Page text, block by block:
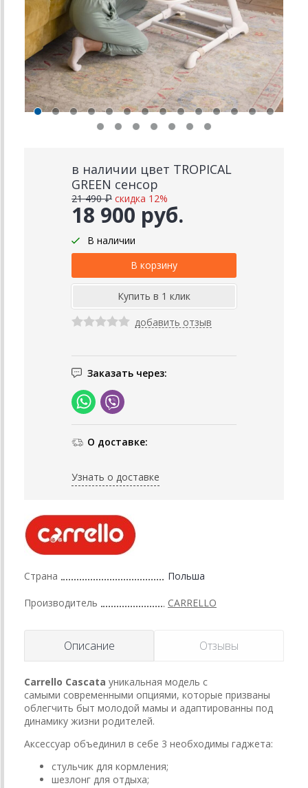
в наличии цвет TROPICAL
GREEN сенсор
18 900 руб.
21 490 ₽ скидка 12%
В наличии
добавить отзыв
Заказать через:
О доставке:
Узнать о доставке
Страна Польша
Производитель CARRELLO
Описание Отзывы
Carrello Cascata уникальная модель с
самыми современными опциями, которые призваны
облегчить быт молодой мамы и адаптированны под
динамику жизни родителей.
Аксессуар объединил в себе 3 необходимы гаджета:
стульчик для кормления;
шезлонг для отдыха;